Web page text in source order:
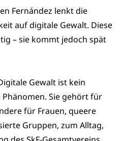
Fernández lenkt die
auf digitale Gewalt. Diese
– sie kommt jedoch spät
Gewalt ist kein
Sie gehört für
für Frauen, queere
Gruppen, zum Alltag,